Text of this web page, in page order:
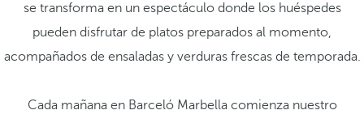
se transforma en un espectáculo donde los huéspedes
pueden disfrutar de platos preparados al momento,
acompañados de ensaladas y verduras frescas de temporada.
Cada mañana en Barceló Marbella comienza nuestro